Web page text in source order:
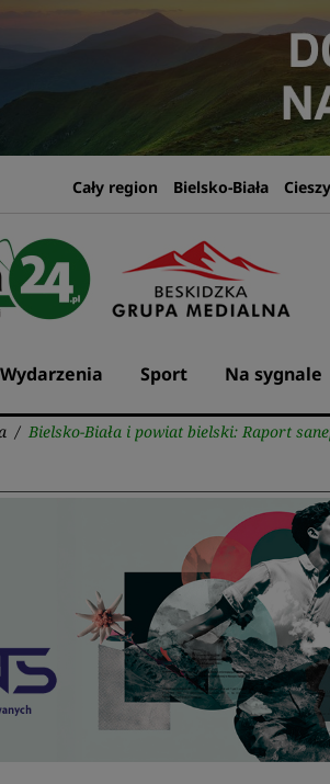
Cały region Bielsko-Biała
Wydarzenia Sport Na sygnale
/ Bielsko-Biała i powiat bielski: Raport